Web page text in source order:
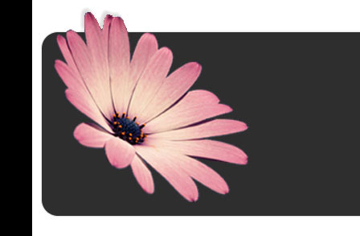
Warning
Warning
: include(http://www.kortadikter.se/sms/inc.Shoutout.php) [
Warning : include() [ function.include